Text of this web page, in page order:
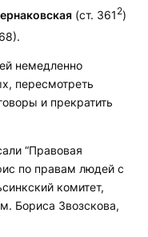
(ст. 361 2)
немедленно
пересмотреть
и прекратить
“Правовая
по правам людей с
комитет,
Бориса Звозскова,